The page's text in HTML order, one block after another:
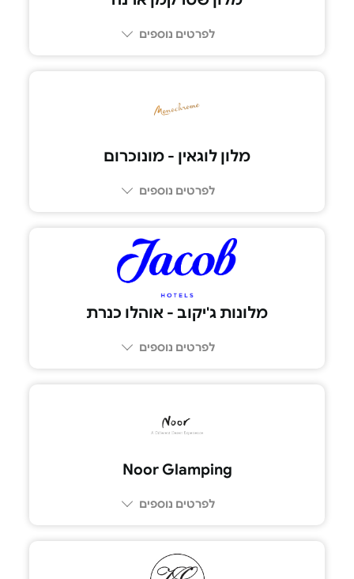
לפרטים נוספים
מלון לוגאין - מונוכרום
לפרטים נוספים
מלונות ג'יקוב - אוהלו כנרת
לפרטים נוספים
Noor Glamping
לפרטים נוספים